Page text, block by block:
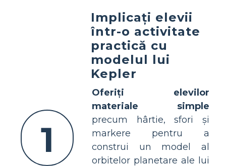
1
Implicați elevii
într-o activitate
practică cu
modelul lui
Kepler
Oferiți elevilor
materiale simple
precum hârtie, sfori și
markere pentru a
construi un model al
orbitelor planetare ale lui